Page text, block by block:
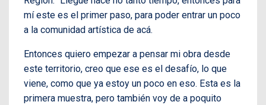
mí este es el primer paso, para poder entrar un poco
a la comunidad artística de acá.
Entonces quiero empezar a pensar mi obra desde
este territorio, creo que ese es el desafío, lo que
viene, como que ya estoy un poco en eso. Esta es la
primera muestra, pero también voy de a poquito